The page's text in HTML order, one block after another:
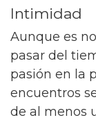
Intimidad
Aunque es
pasar del
pasión en la
encuentros
de al menos